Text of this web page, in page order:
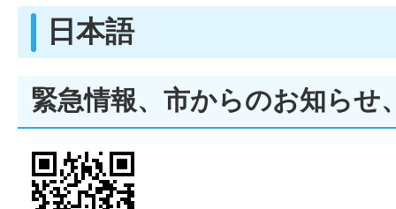
日本語
緊急情報、市からのお知らせ